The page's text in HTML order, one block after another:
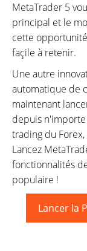
MetaTrader 5
principal et le
cette
façile à retenir.
Une autre
automatique de
maintenant
depuis
trading du
Lancez
fonctionnalités
populaire !
Lancer la